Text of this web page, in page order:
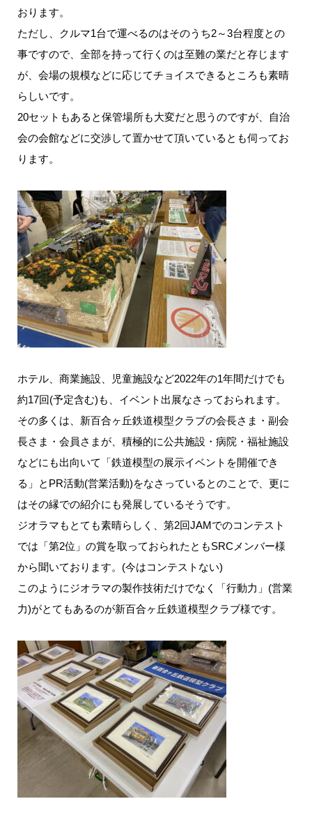
おります。
ただし、クルマ1台で運べるのはそのうち2～3台程度との
事ですので、全部を持って行くのは至難の業だと存じます
が、会場の規模などに応じてチョイスできるところも素晴
らしいです。
20セットもあると保管場所も大変だと思うのですが、自治
会の会館などに交渉して置かせて頂いているとも伺ってお
ります。
ホテル、商業施設、児童施設など2022年の1年間だけでも
約17回(予定含む)も、イベント出展なさっておられます。
その多くは、新百合ヶ丘鉄道模型クラブの会長さま・副会
長さま・会員さまが、積極的に公共施設・病院・福祉施設
などにも出向いて「鉄道模型の展示イベントを開催でき
る」とPR活動(営業活動)をなさっているとのことで、更に
はその縁での紹介にも発展しているそうです。
ジオラマもとても素晴らしく、第2回JAMでのコンテスト
では「第2位」の賞を取っておられたともSRCメンバー様
から聞いております。(今はコンテストない)
このようにジオラマの製作技術だけでなく「行動力」(営業
力)がとてもあるのが新百合ヶ丘鉄道模型クラブ様です。